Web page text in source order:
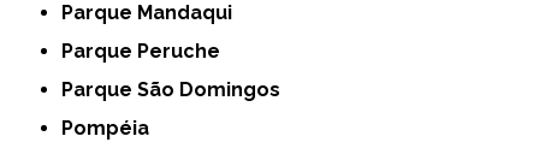
Parque Mandaqui
Parque Peruche
Parque São Domingos
Pompéia